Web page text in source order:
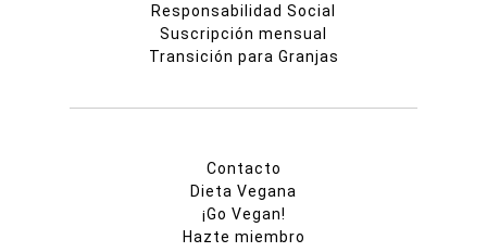
Responsabilidad Social
Suscripción mensual
Transición para Granjas
Contacto
Dieta Vegana
¡Go Vegan!
Hazte miembro